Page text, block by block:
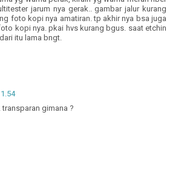
jarum nya gerak.. gambar jalur kurang
foto kopi nya amatiran. tp akhir nya bsa juga
kopi nya. pkai hvs kurang bgus. saat etchin
itu lama bngt.
gimana ?